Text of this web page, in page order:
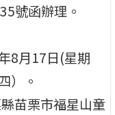
號函辦理。
8月17日(星期
）。
苗栗市福星山童